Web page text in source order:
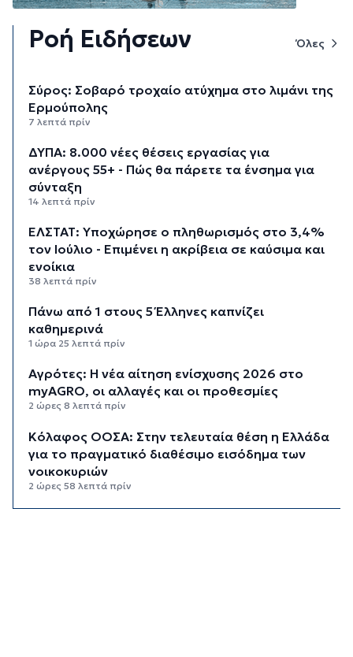
Ροή Ειδήσεων Όλες
Σύρος: Σοβαρό τροχαίο ατύχημα στο λιμάνι της
Ερμούπολης
7 λεπτά πρίν
ΔΥΠΑ: 8.000 νέες θέσεις εργασίας για
ανέργους 55+ - Πώς θα πάρετε τα ένσημα για
σύνταξη
14 λεπτά πρίν
ΕΛΣΤΑΤ: Υποχώρησε ο πληθωρισμός στο 3,4%
τον Ιούλιο - Επιμένει η ακρίβεια σε καύσιμα και
ενοίκια
38 λεπτά πρίν
Πάνω από 1 στους 5 Έλληνες καπνίζει
καθημερινά
1 ώρα 25 λεπτά πρίν
Αγρότες: Η νέα αίτηση ενίσχυσης 2026 στο
myAGRO, οι αλλαγές και οι προθεσμίες
2 ώρες 8 λεπτά πρίν
Κόλαφος ΟΟΣΑ: Στην τελευταία θέση η Ελλάδα
για το πραγματικό διαθέσιμο εισόδημα των
νοικοκυριών
2 ώρες 58 λεπτά πρίν